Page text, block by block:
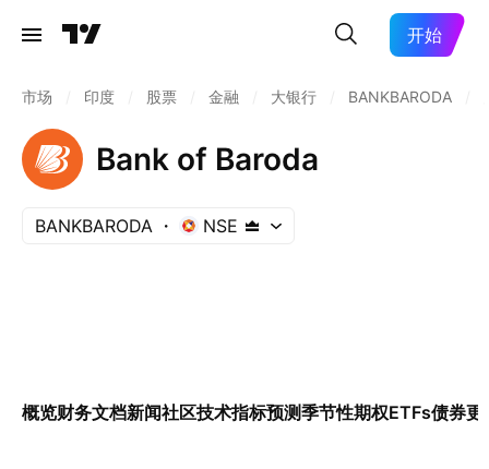
开始
市场 印度 股票 金融 大银行 BANKBARODA
Bank of Baroda
BANKBARODA NSE
概览财务文档新闻社区技术指标预测季节性期权ETFs债券更